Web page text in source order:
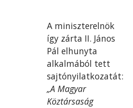
A miniszterelnök
így zárta II. János
Pál elhunyta
alkalmából tett
sajtónyilatkozatát:
„A Magyar
Köztársaság